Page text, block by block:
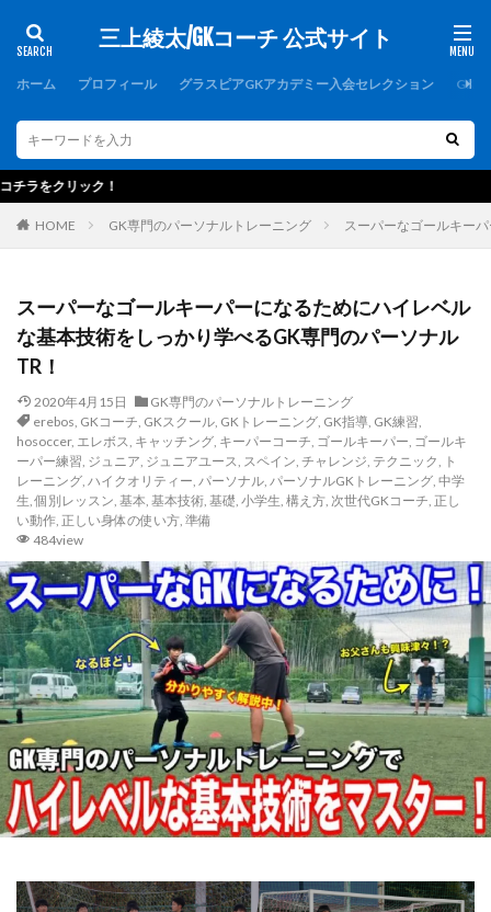
三上綾太/GKコーチ 公式サイト
ホーム プロフィール グラスピアGKアカデミー入会セレクション GK
HOME GK専門のパーソナルトレーニング スーパーなゴールキー
スーパーなゴールキーパーになるためにハイレベル
な基本技術をしっかり学べるGK専門のパーソナル
TR！
2020年4月15日
GK専門のパーソナルトレーニング
erebos, GKコーチ, GKスクール, GKトレーニング, GK指導, GK練習,
hosoccer, エレボス, キャッチング, キーパーコーチ, ゴールキーパー, ゴールキ
ーパー練習, ジュニア, ジュニアユース, スペイン, チャレンジ, テクニック, ト
レーニング, ハイクオリティー, パーソナル, パーソナルGKトレーニング, 中学
生,個別レッスン, 基本, 基本技術, 基礎, 小学生, 構え方, 次世代GKコーチ, 正し
い動作, 正しい身体の使い方, 準備
484view
カテゴリー
タグ
1000人突破記念 1周年 1対1
2019
2021年度
2歩 2種登録
erebos
FCバルセロナ
FC東京U-15深川
GKコーチ
GKコーチ育成コース
GKコーチ育成コーススタンダード
GKトレーニング
GKパンツ
GK初心者
GK専門
GK専門パーソナルトレーニング
GK専門パーソナルトレーニングの第一人者
GK指導
GK理論
GK練習 GK道具
GRASPIA
hosoccer
iPhone
Jヴィレッジ
McDavid NIKE
NTC
NTC U-14
Rugby School
Thailand international youth Cup
TJY
Twitter
U-14
urawareds Xブロック
YouTube
YOUは何しに日本へ
ところざわさくらタウン
なでしこ
ゆるトレ
アウトプット
アジリティー
アタック
アトレティコ・マドリード
アリソン・ベッカ
アリソン・ベッカー
アルコルコン
アルビレックス新潟
イタリア
エレボス
オブラク
カイザースラウテルン